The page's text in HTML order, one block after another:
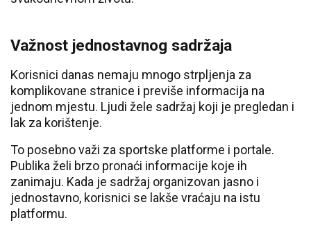
Važnost jednostavnog sadržaja
Korisnici danas nemaju mnogo strpljenja za
komplikovane stranice i previše informacija na
jednom mjestu. Ljudi žele sadržaj koji je pregledan i
lak za korištenje.
To posebno važi za sportske platforme i portale.
Publika želi brzo pronaći informacije koje ih
zanimaju. Kada je sadržaj organizovan jasno i
jednostavno, korisnici se lakše vraćaju na istu
platformu.